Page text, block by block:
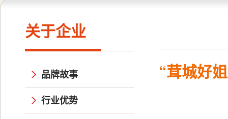
“茸城好
关于企业
品牌故事
行业优势